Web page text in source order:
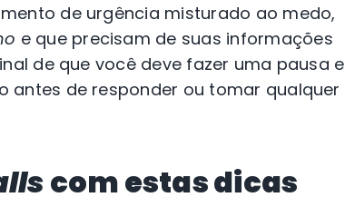
de urgência misturado ao medo,
e que precisam de suas informações
de que você deve fazer uma pausa e
antes de responder ou tomar qualquer
com estas dicas